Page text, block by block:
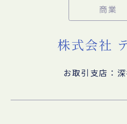
商業
株式会社
お取引支店：